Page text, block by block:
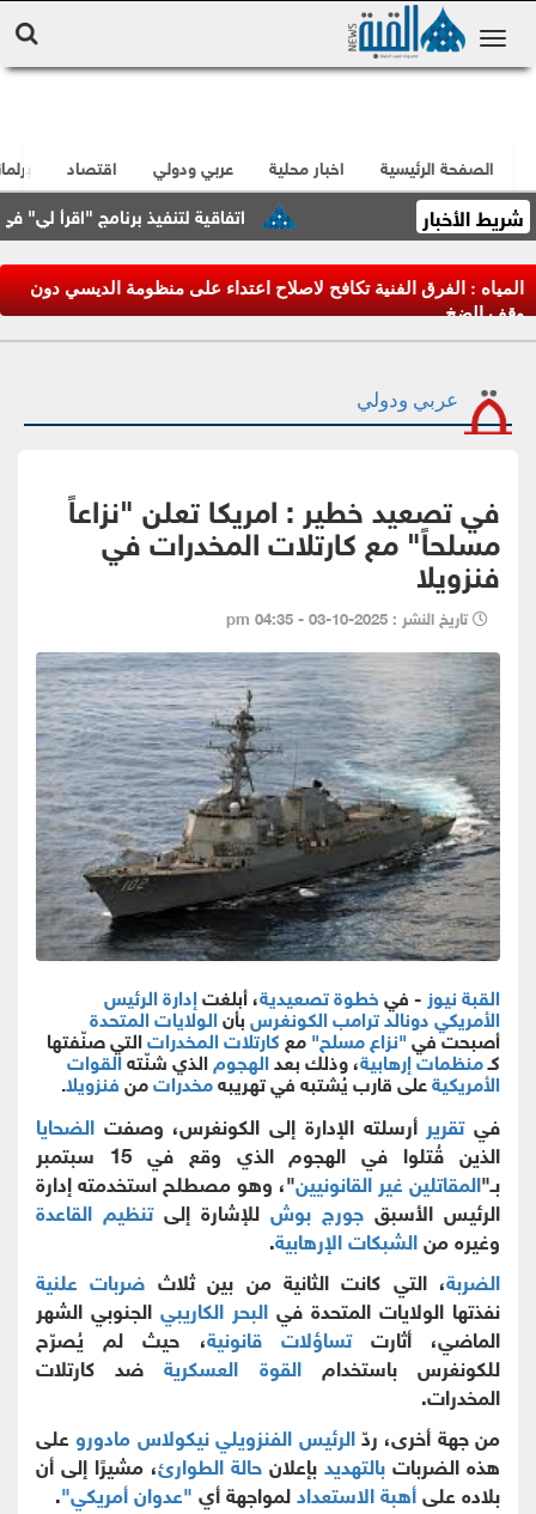
الصفحة الرئيسية اخبار محلية عربي ودولي اقتصاد
شريط الأخبار اتفاقية لتنفيذ برنامج "اقرأ لي" في
المياه : الفرق الفنية تكافح لاصلاح اعتداء على منظومة الديسي دون
وقف الضخ
عربي ودولي
في تصعيد خطير : امريكا تعلن "نزاعاً
مسلحاً" مع كارتلات المخدرات في
فنزويلا
تاريخ النشر : 2025-10-03 - 04:35 pm
القبة نيوز - فيخطوة تصعيدية، أبلغتإدارة الرئيس
الأمريكيدونالد ترامبالكونغرسبأنالولايات المتحدة
أصبحت في"نزاع مسلح"مع كارتلات المخدراتالتي صنّفتها
كـمنظمات إرهابية، وذلك بعدالهجومالذي شنّتهالقوات
الأمريكيةعلى قارب يُشتبه في تهريبهمخدراتمنفنزويلا.
فيتقرير أرسلته الإدارة إلى الكونغرس، وصفت الضحايا
الذين قُتلوا في الهجوم الذي وقع في 15 سبتمبر
بـ"المقاتلين غير القانونيين"، وهو مصطلح استخدمته إدارة
الرئيس الأسبق جورج بوش للإشارة إلىتنظيم القاعدة
وغيره منالشبكات الإرهابية.
الضربة، التي كانت الثانية من بين ثلاث ضربات علنية
نفذتها الولايات المتحدة في البحر الكاريبي الجنوبي الشهر
الماضي، أثارتتساؤلات قانونية، حيث لم يُصرّح
للكونغرس باستخدامالقوة العسكريةضد كارتلات
المخدرات.
من جهة أخرى، ردّالرئيس الفنزويلينيكولاس مادورو على
هذه الضرباتبالتهديدبإعلانحالة الطوارئ، مشيرًا إلى أن
بلاده علىأهبة الاستعدادلمواجهة أي"عدوان أمريكي".